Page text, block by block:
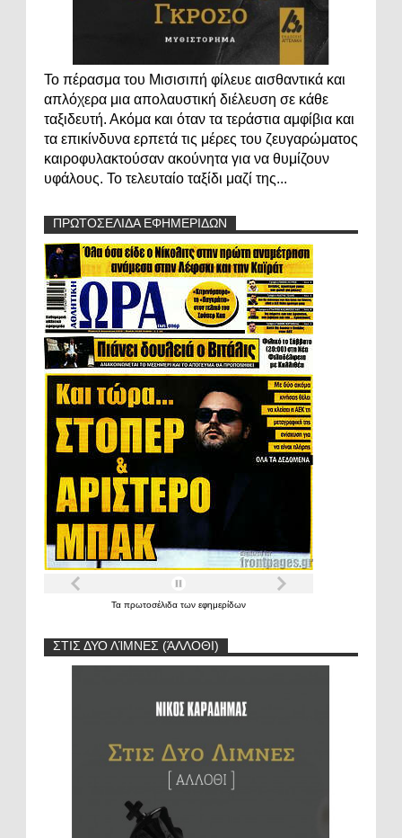
Το πέρασμα του Μισισιπή φίλευε αισθαντικά και
απλόχερα μια απολαυστική διέλευση σε κάθε
ταξιδευτή. Ακόμα και όταν τα τεράστια αμφίβια και
τα επικίνδυνα ερπετά τις μέρες του ζευγαρώματος
καιροφυλακτούσαν ακούνητα για να θυμίζουν
υφάλους. Το τελευταίο ταξίδι μαζί της...
ΠΡΩΤΟΣΕΛΙΔΑ ΕΦΗΜΕΡΙΔΩΝ
Τα πρωτοσέλιδα των εφημερίδων
ΣΤΙΣ ΔΥΟ ΛΊΜΝΕΣ (ΆΛΛΟΘΙ)